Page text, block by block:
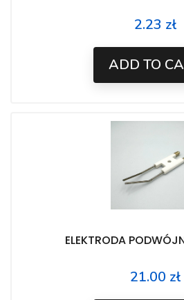
Price
2.23 zł
ADD TO
ELEKTRODA
Price
21.00 zł